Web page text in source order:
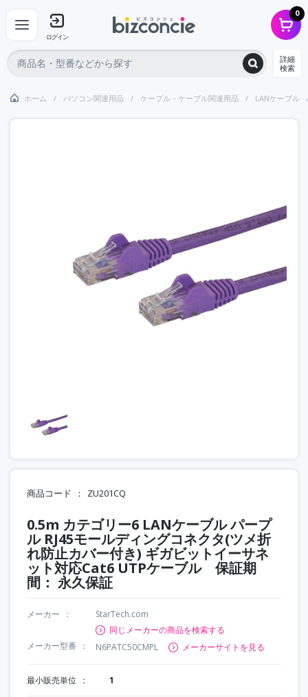
ログイン
0
詳細
検索
ホーム パソコン関連用品 ケーブル・ケーブル関連用品 LANケーブル
商品コード ZU201CQ
0.5m カテゴリー6 LANケーブル パープ
ル RJ45モールディングコネクタ(ツメ折
れ防止カバー付き) ギガビットイーサネ
ット対応Cat6 UTPケーブル 保証期
間： 永久保証
メーカー
StarTech.com
同じメーカーの商品を検索する
メーカー型番
N6PATC50CMPL メーカーサイトを見る
最小販売単位 1